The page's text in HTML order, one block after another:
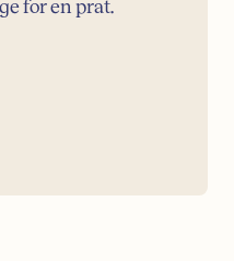
for en prat.